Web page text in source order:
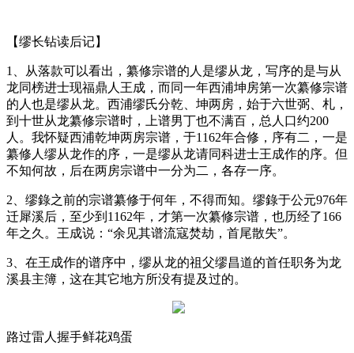
【缪长钻读后记】
1
、从落款可以看出，纂修宗谱的人是缪从龙，写序的是与从
龙同榜进士现福鼎人王成，而同一年西浦坤房第一次纂修宗谱
的人也是缪从龙。西浦缪氏分乾、坤两房，始于六世弼、札，
到十世从龙纂修宗谱时，上谱男丁也不满百，总人口约200
人。我怀疑西浦乾坤两房宗谱，于1162年合修，序有二，一是
纂修人缪从龙作的序，一是缪从龙请同科进士王成作的序。但
不知何故，后在两房宗谱中一分为二，各存一序。
2 、缪錄之前的宗谱纂修于何年，不得而知。缪錄于公元976年
迁犀溪后，至少到 1162年，才第一次纂修宗谱，也历经了166
年之久。王成说：“余见其谱流寇焚劫，首尾散失”。
3 、在王成作的谱序中，缪从龙的祖父缪昌道的首任职务为龙
溪县主簿，这在其它地方所没有提及过的。
路过雷人 握手鲜花鸡蛋